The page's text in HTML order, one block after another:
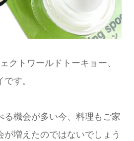
クトワールドトーキョー、
す。
る機会が多い今、料理もご家
増えたのではないでしょう